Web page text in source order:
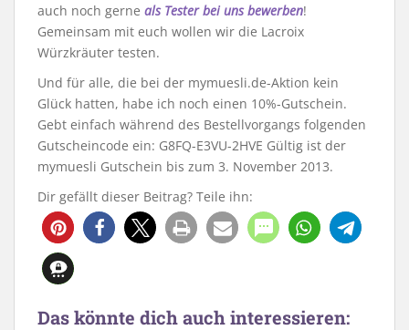
auch noch gerne als Tester bei uns bewerben!
Gemeinsam mit euch wollen wir die Lacroix
Würzkräuter testen.
Und für alle, die bei der mymuesli.de-Aktion kein
Glück hatten, habe ich noch einen 10%-Gutschein.
Gebt einfach während des Bestellvorgangs folgenden
Gutscheincode ein: G8FQ-E3VU-2HVE Gültig ist der
mymuesli Gutschein bis zum 3. November 2013.
Dir gefällt dieser Beitrag? Teile ihn:
Das könnte dich auch interessieren: